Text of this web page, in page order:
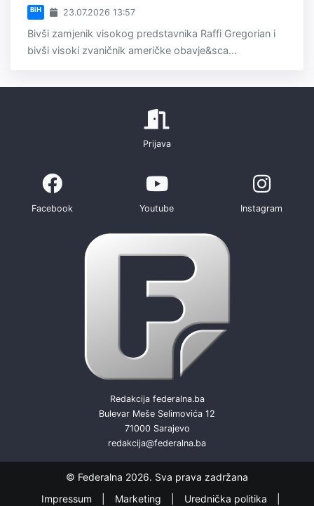
BiH 23.07.2026 13:57
Bivši zamjenik visokog predstavnika Raffi Gregorian i
bivši visoki zvaničnik američke obavje&sca...
Prijava
Facebook Youtube Instagram
Redakcija federalna.ba
Bulevar Meše Selimovića 12
71000 Sarajevo
redakcija@federalna.ba
© Federalna 2026. Sva prava zadržana
Impressum
Marketing Urednička politika